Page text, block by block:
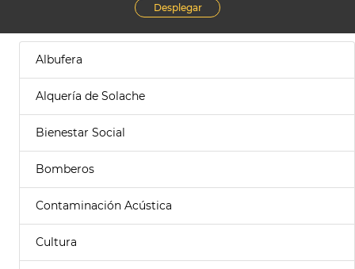
Desplegar
Albufera
Alquería de Solache
Bienestar Social
Bomberos
Contaminación Acústica
Cultura